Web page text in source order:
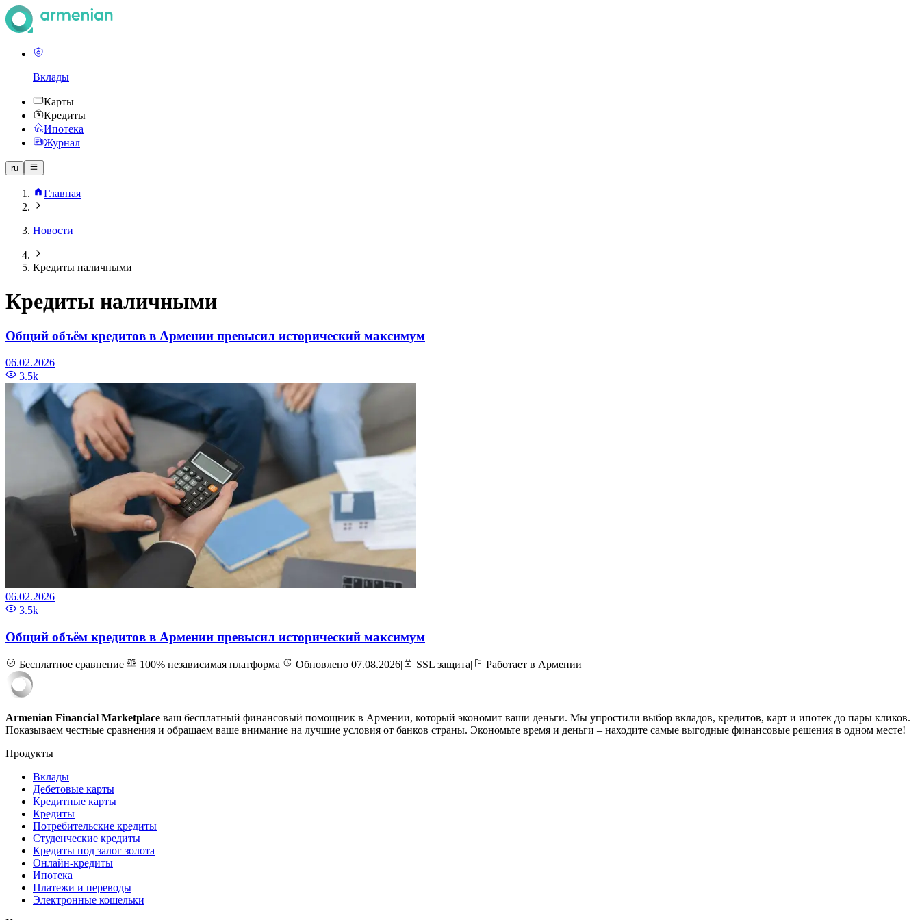
Вклады
Карты
Кредиты
Ипотека
Журнал
ru
Главная
Новости
Кредиты наличными
Кредиты наличными
Общий объём кредитов в Армении превысил исторический максимум
06.02.2026
3.5k
06.02.2026
3.5k
Общий объём кредитов в Армении превысил исторический максимум
Бесплатное сравнение| 100% независимая платформа| Обновлено 07.08.2026| SSL защита| Работает в Армении
Armenian Financial Marketplace ваш бесплатный финансовый помощник в Армении, который экономит ваши деньги. Мы упростили выбор вкладов, кредитов, карт и ипотек до пары кликов.
Показываем честные сравнения и обращаем ваше внимание на лучшие условия от банков страны. Экономьте время и деньги – находите самые выгодные финансовые решения в одном месте!
Продукты
Вклады
Дебетовые карты
Кредитные карты
Кредиты
Потребительские кредиты
Студенческие кредиты
Кредиты под залог золота
Онлайн-кредиты
Ипотека
Платежи и переводы
Электронные кошельки